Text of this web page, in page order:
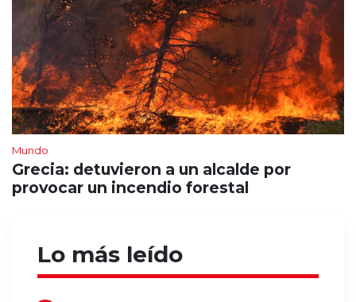
Mundo
Grecia: detuvieron a un alcalde por
provocar un incendio forestal
Lo más leído